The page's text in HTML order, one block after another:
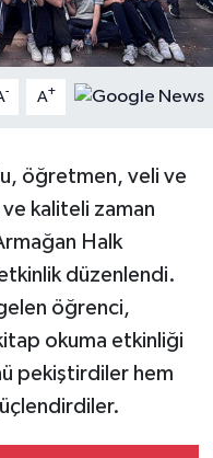
- A+
öğretmen, veli ve
kaliteli zaman
Halk
düzenlendi.
öğrenci,
okuma etkinliği
pekiştirdiler hem